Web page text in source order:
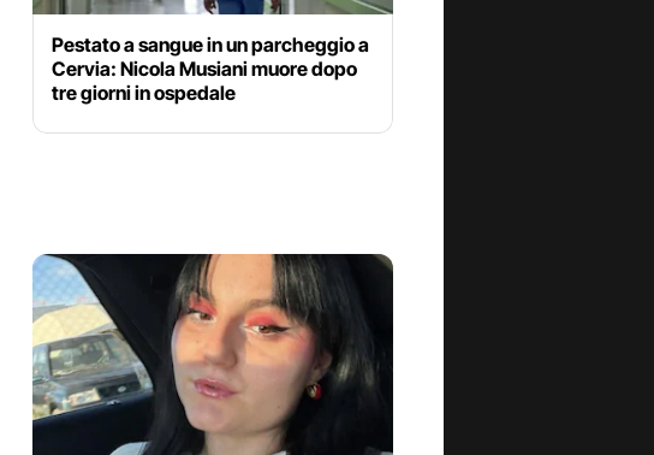
Pestato a sangue in un parcheggio a
Cervia: Nicola Musiani muore dopo
tre giorni in ospedale